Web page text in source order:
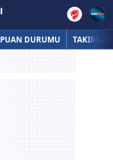
PUAN DURUMU TAKIMLAR